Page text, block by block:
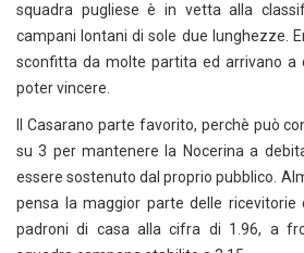
squadra pugliese è in vetta alla
campani lontani di sole due lunghezze.
sconfitta da molte partita ed arrivano a
poter vincere.
Il Casarano parte favorito, perchè può
su 3 per mantenere la Nocerina a
essere sostenuto dal proprio pubblico.
pensa la maggior parte delle
padroni di casa alla cifra di 1.96, a